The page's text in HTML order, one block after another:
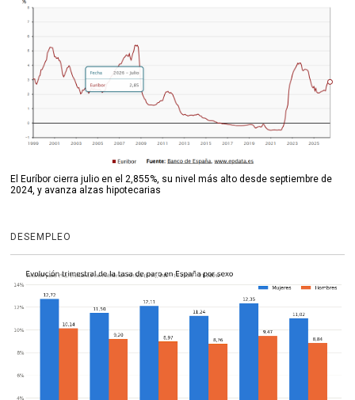
El Euríbor cierra julio en el 2,855%, su nivel más alto desde septiembre de
2024, y avanza alzas hipotecarias
DESEMPLEO